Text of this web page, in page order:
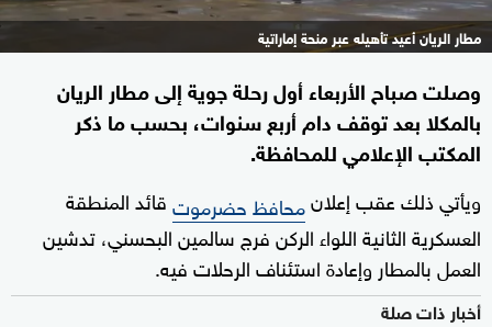
مطار الريان أعيد تأهيله عبر منحة إماراتية
وصلت صباح الأربعاء أول رحلة جوية إلى مطار الريان
بالمكلا بعد توقف دام أربع سنوات، بحسب ما ذكر
المكتب الإعلامي للمحافظة.
ويأتي ذلك عقب إعلانمحافظ حضرموتقائد المنطقة
العسكرية الثانية اللواء الركن فرج سالمين البحسني، تدشين
العمل بالمطار وإعادة استئناف الرحلات فيه.
أخبار ذات صلة